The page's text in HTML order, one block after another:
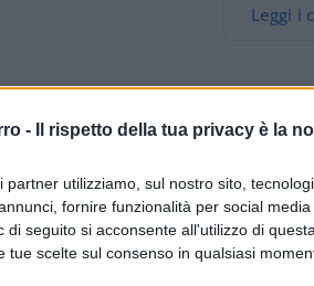
- Il rispetto della tua privacy è la
partner utilizziamo, sul nostro sito,
fornire funzionalità per social
di seguito si acconsente all'utilizzo di
tue scelte sul consenso in qualsiasi
Leggi i
e
titolo, ma di riconoscere che